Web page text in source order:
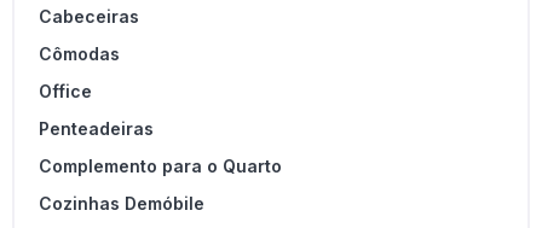
Cabeceiras
Cômodas
Office
Penteadeiras
Complemento para o Quarto
Cozinhas Demóbile